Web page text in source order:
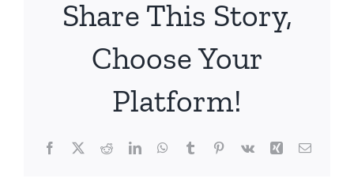
Share This Story,
Choose Your
Platform!
Facebook
X RedditLinkedInWhatsApp
TumblrPinterest
Vk Xing Email